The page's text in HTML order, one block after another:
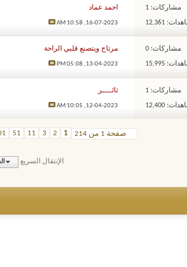
مشاركات: 1
12,361
احمد عماد
16-07-2023,
10:58 AM
مشاركات: 0
15,995
مرتاح ويتصنع قلبي الراحة
13-04-2023,
05:08 PM
مشاركات: 1
12,400
ثائــــر
12-04-2023,
10:05 AM
صفحة 1 من 214 1
2
3
11
51
الإنتقال السريع